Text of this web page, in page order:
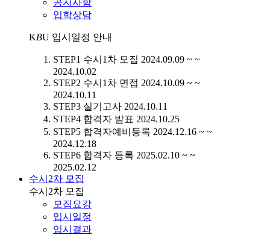
입학상담
KBU 입시일정 안내
STEP1 수시1차 모집 2024.09.09 ~ ~
2024.10.02
STEP2 수시1차 면접 2024.10.09 ~ ~
2024.10.11
STEP3 실기고사 2024.10.11
STEP4 합격자 발표 2024.10.25
STEP5 합격자예비등록 2024.12.16 ~ ~
2024.12.18
STEP6 합격자 등록 2025.02.10 ~ ~
2025.02.12
수시2차 모집
수시2차 모집
모집요강
입시일정
입시결과